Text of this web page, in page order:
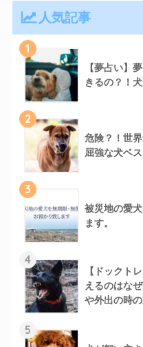
人気記事
1
【夢占い】
きるの？！
2
危険？！世
屈強な犬ベ
3
被災地の愛
ます。
4
【ドックト
えるのはな
や外出の時
5